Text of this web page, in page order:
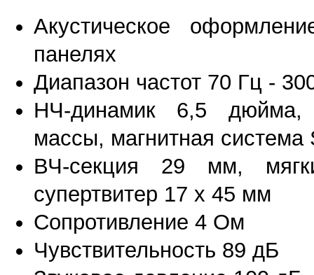
Акустическое
панелях
Диапазон частот 70 Гц -
НЧ-динамик 6,5 дюйма,
массы, магнитная система
ВЧ-секция 29 мм,
супертвитер 17 х 45 мм
Сопротивление 4 Ом
Чувствительность 89 дБ